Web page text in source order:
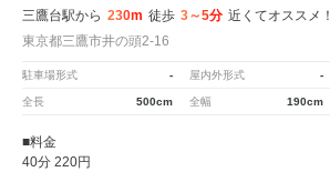
三鷹台駅から 230m 徒歩 3～5分 近くてオススメ！
東京都三鷹市井の頭2-16
駐車場形式 - 屋内外形式 -
全長 500cm 全幅 190cm
■料金
40分 220円